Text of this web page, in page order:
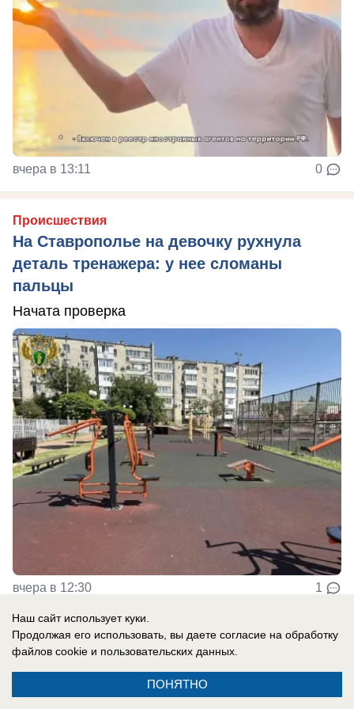
вчера в 13:11 0
Происшествия
На Ставрополье на девочку рухнула
деталь тренажера: у нее сломаны
пальцы
Начата проверка
вчера в 12:30 1
Происшествия
Укус гадюки в Кисловодске стал первым
смертельным случаем в России за лето
Наш сайт использует куки.
Продолжая его использовать, вы даете согласие на обработку
файлов cookie и пользовательских данных.
ПОНЯТНО